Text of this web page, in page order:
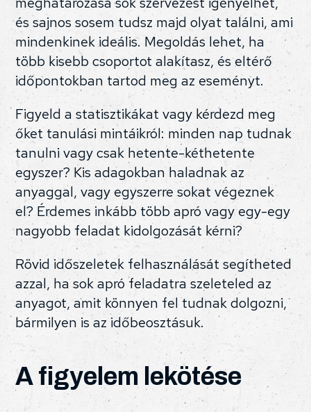
és sajnos sosem tudsz majd olyat találni, ami
mindenkinek ideális. Megoldás lehet, ha
több kisebb csoportot alakítasz, és eltérő
időpontokban tartod meg az eseményt.
Figyeld a statisztikákat vagy kérdezd meg
őket tanulási mintáikról: minden nap tudnak
tanulni vagy csak hetente-kéthetente
egyszer? Kis adagokban haladnak az
anyaggal, vagy egyszerre sokat végeznek
el? Érdemes inkább több apró vagy egy-egy
nagyobb feladat kidolgozását kérni?
Rövid időszeletek felhasználását segítheted
azzal, ha sok apró feladatra szeleteled az
anyagot, amit könnyen fel tudnak dolgozni,
bármilyen is az időbeosztásuk.
A figyelem lekötése